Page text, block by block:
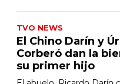
TVO NEWS
El Chino Darín y
Corberó dan la
su primer hijo